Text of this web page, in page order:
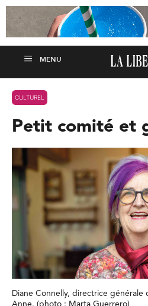
CULTUREL
Petit comité et
Diane Connelly, directrice
Anne. (photo : Marta Guerrero)